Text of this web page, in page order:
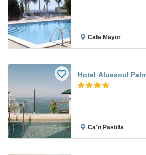
Cala Mayor
Hotel Aluasoul
Ca'n Pastilla